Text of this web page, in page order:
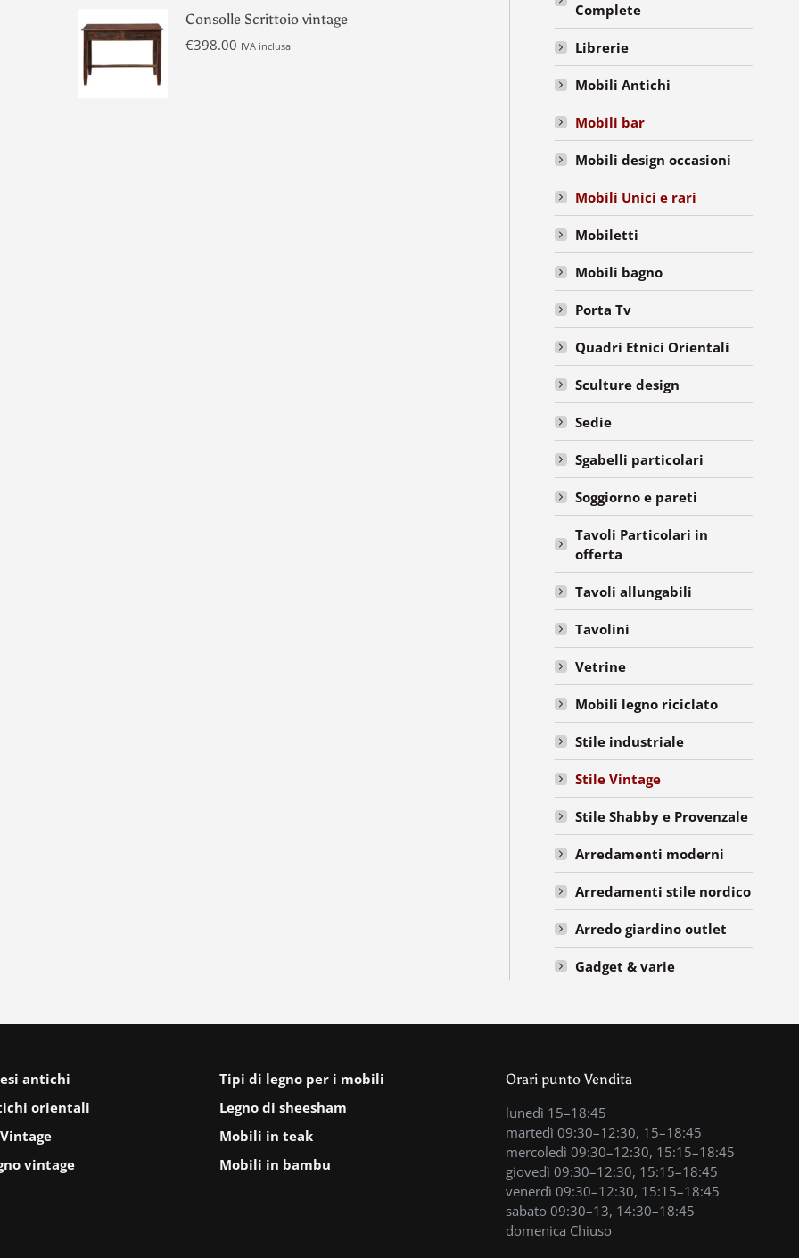
€999.00. €698.00.
Consolle Scrittoio vintage
€398.00 IVA inclusa
Complete
Librerie
Mobili Antichi
Mobili bar
Mobili design occasioni
Mobili Unici e rari
Mobiletti
Mobili bagno
Porta Tv
Quadri Etnici Orientali
Sculture design
Sedie
Sgabelli particolari
Soggiorno e pareti
Tavoli Particolari in
offerta
Tavoli allungabili
Tavolini
Vetrine
Mobili legno riciclato
Stile industriale
Stile Vintage
Stile Shabby e Provenzale
Arredamenti moderni
Arredamenti stile nordico
Arredo giardino outlet
Gadget & varie
antichi
orientali
vintage
Tipi di legno per i mobili
Legno di sheesham
Mobili in teak
Mobili in bambu
Orari punto Vendita
lunedì 15–18:45
martedì 09:30–12:30, 15–18:45
mercoledì 09:30–12:30, 15:15–18:45
giovedì 09:30–12:30, 15:15–18:45
venerdì 09:30–12:30, 15:15–18:45
sabato 09:30–13, 14:30–18:45
domenica Chiuso